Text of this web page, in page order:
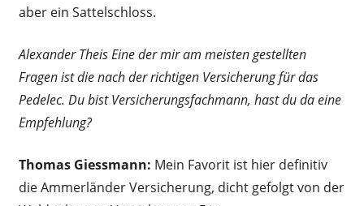
aber ein Sattelschloss.
Alexander Theis Eine der mir am meisten gestellten
Fragen ist die nach der richtigen Versicherung für das
Pedelec. Du bist Versicherungsfachmann, hast du da eine
Empfehlung?
Thomas Giessmann: Mein Favorit ist hier definitiv
die Ammerländer Versicherung, dicht gefolgt von der